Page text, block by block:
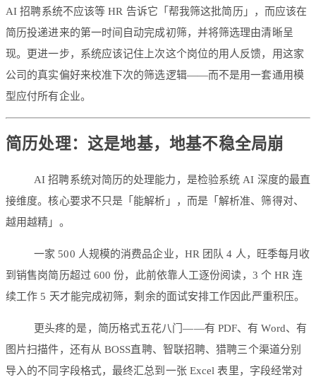
AI 招聘系统不应该等 HR 告诉它「帮我筛这批简历」，而应该在
简历投递进来的第一时间自动完成初筛，并将筛选理由清晰呈
现。更进一步，系统应该记住上次这个岗位的用人反馈，用这家
公司的真实偏好来校准下次的筛选逻辑——而不是用一套通用模
型应付所有企业。
简历处理：这是地基，地基不稳全局崩
AI 招聘系统对简历的处理能力，是检验系统 AI 深度的最直
接维度。核心要求不只是「能解析」，而是「解析准、筛得对、
越用越精」。
一家 500 人规模的消费品企业，HR 团队 4 人，旺季每月收
到销售岗简历超过 600 份，此前依靠人工逐份阅读，3 个 HR 连
续工作 5 天才能完成初筛，剩余的面试安排工作因此严重积压。
更头疼的是，简历格式五花八门——有 PDF、有 Word、有
图片扫描件，还有从 BOSS直聘、智联招聘、猎聘三个渠道分别
导入的不同字段格式，最终汇总到一张 Excel 表里，字段经常对